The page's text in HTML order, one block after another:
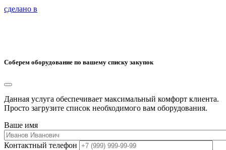
сделано в
Соберем оборудование по вашему списку закупок
Данная услуга обеспечивает максимальный комфорт клиента.
Просто загрузите список необходимого вам оборудования.
Ваше имя
Контактный телефон